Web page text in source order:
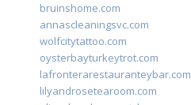
bruinshome.com
annascleaningsvc.com
wolfcitytattoo.com
oysterbayturkeytrot.com
lafronterarestauranteybar.com
lilyandrosetearoom.com